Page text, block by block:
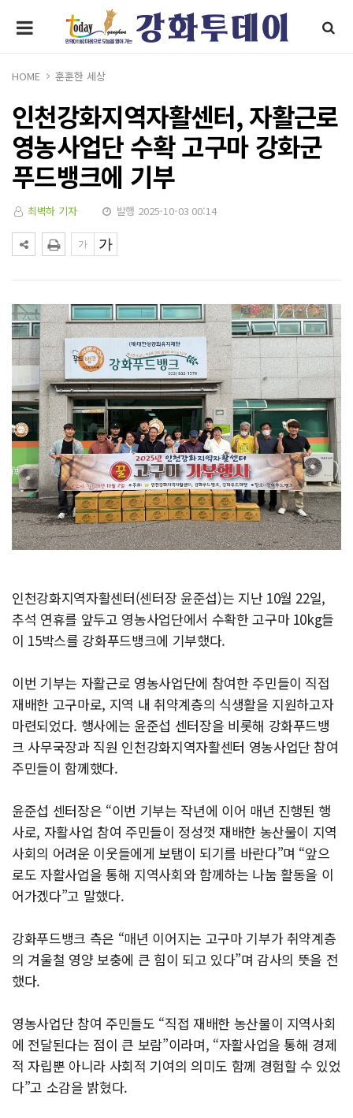
HOME 훈훈한 세상
인천강화지역자활센터, 자활근로
영농사업단 수확 고구마 강화군
푸드뱅크에 기부
최벽하 기자 발행 2025-10-03 00:14
인천강화지역자활센터(센터장 윤준섭)는 지난 10월 22일,
추석 연휴를 앞두고 영농사업단에서 수확한 고구마 10kg들
이 15박스를 강화푸드뱅크에 기부했다.
이번 기부는 자활근로 영농사업단에 참여한 주민들이 직접
재배한 고구마로, 지역 내 취약계층의 식생활을 지원하고자
마련되었다. 행사에는 윤준섭 센터장을 비롯해 강화푸드뱅
크 사무국장과 직원 인천강화지역자활센터 영농사업단 참여
주민들이 함께했다.
윤준섭 센터장은 “이번 기부는 작년에 이어 매년 진행된 행
사로, 자활사업 참여 주민들이 정성껏 재배한 농산물이 지역
사회의 어려운 이웃들에게 보탬이 되기를 바란다”며 “앞으
로도 자활사업을 통해 지역사회와 함께하는 나눔 활동을 이
어가겠다”고 말했다.
강화푸드뱅크 측은 “매년 이어지는 고구마 기부가 취약계층
의 겨울철 영양 보충에 큰 힘이 되고 있다”며 감사의 뜻을 전
했다.
영농사업단 참여 주민들도 “직접 재배한 농산물이 지역사회
에 전달된다는 점이 큰 보람”이라며, “자활사업을 통해 경제
적 자립뿐 아니라 사회적 기여의 의미도 함께 경험할 수 있었
다”고 소감을 밝혔다.